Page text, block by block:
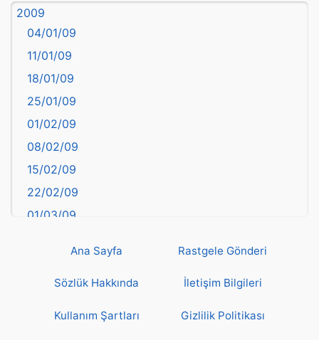
Balıkesir
Bartın
başkentler
Batman
Bayburt
Bilecik
Bingöl
Bitlis
Bolu
Burdur
Çankırı
Çorum
2009
04/01/09
11/01/09
18/01/09
25/01/09
01/02/09
08/02/09
15/02/09
22/02/09
01/03/09
22/03/09
Ana Sayfa Rastgele Gönderi
Sözlük Hakkında İletişim Bilgileri
Kullanım Şartları Gizlilik Politikası